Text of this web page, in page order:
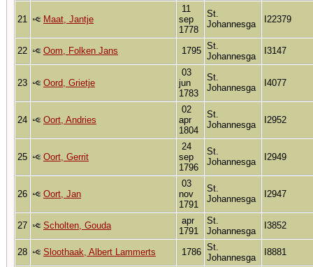
21 Maat, Jantje
11
sep
1778
St.
Johannesga
I22379
22 Oom, Folken Jans 1795 St.
Johannesga
I3147
23 Oord, Grietje
03
jun
1783
St.
Johannesga
I4077
24 Oort, Andries
02
apr
1804
St.
Johannesga
I2952
25 Oort, Gerrit
24
sep
1796
St.
Johannesga
I2949
26 Oort, Jan
03
nov
1791
St.
Johannesga
I2947
27 Scholten, Gouda
apr
1791
St.
Johannesga
I3852
28 Sloothaak, Albert Lammerts 1786 St.
Johannesga
I8881